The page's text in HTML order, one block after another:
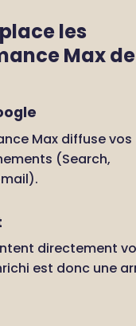
les
Max de
Max diffuse vos
(Search,
directement
est donc une